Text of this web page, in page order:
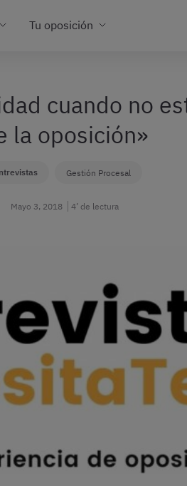
Tu oposición
cuando no
la oposición»
Gestión Procesal
Mayo 3, 2018 4’ de lectura